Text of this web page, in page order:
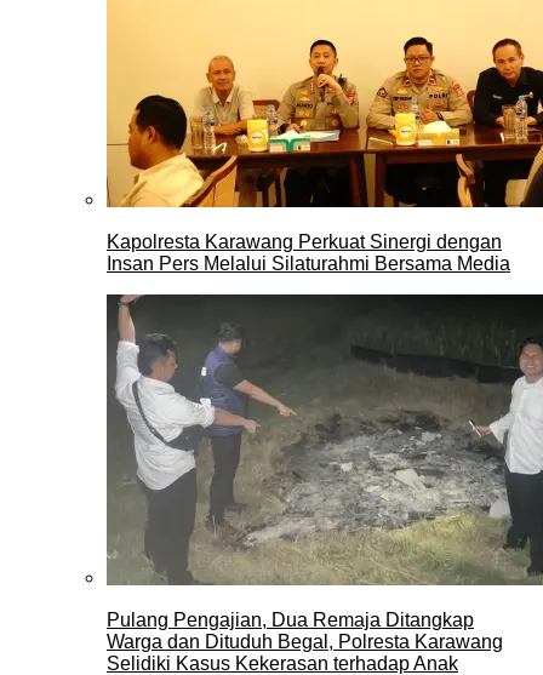
Kapolresta Karawang Perkuat Sinergi dengan
Insan Pers Melalui Silaturahmi Bersama Media
Pulang Pengajian, Dua Remaja Ditangkap
Warga dan Dituduh Begal, Polresta Karawang
Selidiki Kasus Kekerasan terhadap Anak